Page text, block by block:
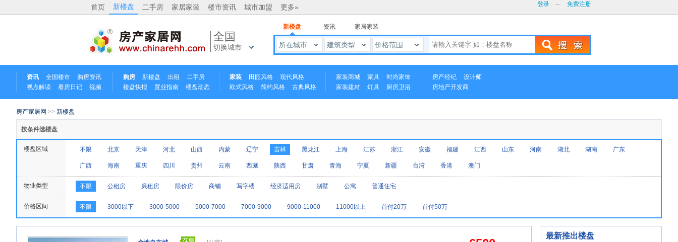
首页 新楼盘 二手房 家居家装 楼市资讯 城市加盟 更多» 登录 -- 免费注册
全国
切换城市
新楼盘 资讯 家居家装
所在城市 建筑类型 价格范围
资讯 全国楼市
购房资讯
视点解读
看房日记 视频
购房 新楼盘 出租
二手房
楼盘快报
置业指南 楼盘动态
家装 田园风格
现代风格
欧式风格
简约风格
古典风格
家装商城 家具
时尚家饰
家装建材
灯具 厨房卫浴
房产经纪
设计师
房地产开发商
房产家居网 >> 新楼盘
按条件选楼盘
楼盘区域 不限 北京 天津 河北 山西 内蒙 辽宁 吉林 黑龙江 上海 江苏 浙江 安徽 福建 江西 山东 河南 湖北 湖南 广东
广西 海南 重庆 四川 贵州 云南 西藏 陕西 甘肃 青海 宁夏 新疆 台湾 香港 澳门
物业类型 不限 公租房 廉租房 限价房 商铺 写字楼 经济适用房 别墅 公寓 普通住宅
价格区间 不限 3000以下 3000-5000 5000-7000 7000-9000 9000-11000 11000以上 首付20万 首付50万
最新推出楼盘